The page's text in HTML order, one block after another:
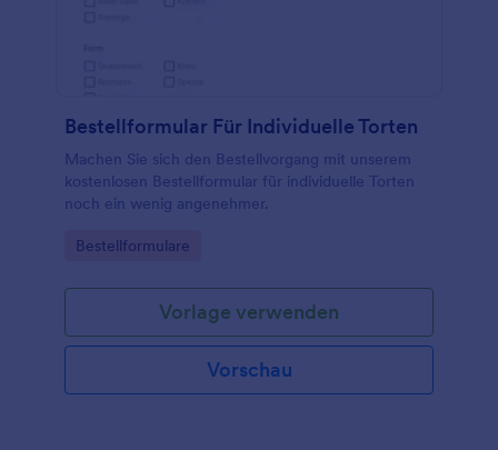
Bestellformular Für Individuelle Torten
Machen Sie sich den Bestellvorgang mit unserem
kostenlosen Bestellformular für individuelle Torten
noch ein wenig angenehmer.
Go to Category:
Bestellformulare
Vorlage verwenden
Vorschau